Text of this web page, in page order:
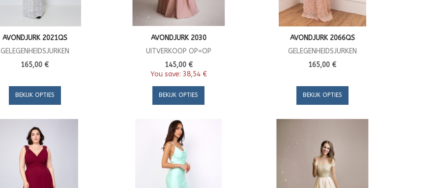
AVONDJURK 2021QS
GELEGENHEIDSJURKEN
165,00 €
BEKIJK OPTIES
AVONDJURK 2030
UITVERKOOP OP=OP
145,00 €
You save: 38,54 €
BEKIJK OPTIES
AVONDJURK 2066QS
GELEGENHEIDSJURKEN
165,00 €
BEKIJK OPTIES